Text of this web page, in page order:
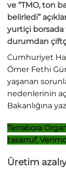
ve “TMO, ton
belirledi”
yurtiçi borsada
durumdan
Cumhuriyet
Ömer Fethi
yaşanan
nedenlerinin
Bakanlığına
Terrabora
tasarruf,
Üretim